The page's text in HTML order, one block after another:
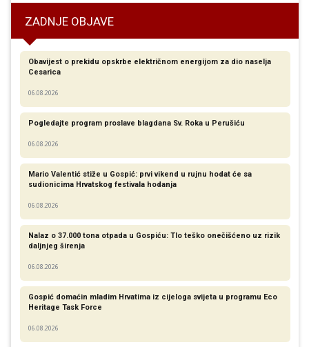
ZADNJE OBJAVE
Obavijest o prekidu opskrbe električnom energijom za dio naselja
Cesarica
06.08.2026
Pogledajte program proslave blagdana Sv. Roka u Perušiću
06.08.2026
Mario Valentić stiže u Gospić: prvi vikend u rujnu hodat će sa
sudionicima Hrvatskog festivala hodanja
06.08.2026
Nalaz o 37.000 tona otpada u Gospiću: Tlo teško onečišćeno uz rizik
daljnjeg širenja
06.08.2026
Gospić domaćin mladim Hrvatima iz cijeloga svijeta u programu Eco
Heritage Task Force
06.08.2026